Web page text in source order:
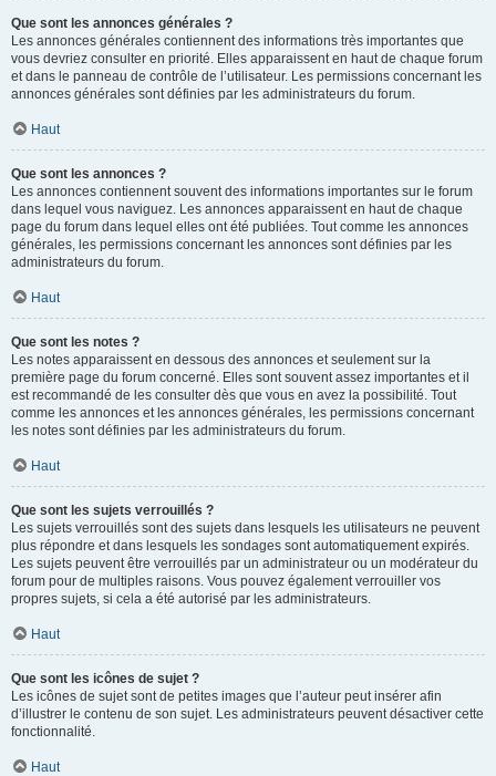
Que sont les annonces générales ?
Les annonces générales contiennent des informations très importantes que
vous devriez consulter en priorité. Elles apparaissent en haut de chaque forum
et dans le panneau de contrôle de l’utilisateur. Les permissions concernant les
annonces générales sont définies par les administrateurs du forum.
Haut
Que sont les annonces ?
Les annonces contiennent souvent des informations importantes sur le forum
dans lequel vous naviguez. Les annonces apparaissent en haut de chaque
page du forum dans lequel elles ont été publiées. Tout comme les annonces
générales, les permissions concernant les annonces sont définies par les
administrateurs du forum.
Haut
Que sont les notes ?
Les notes apparaissent en dessous des annonces et seulement sur la
première page du forum concerné. Elles sont souvent assez importantes et il
est recommandé de les consulter dès que vous en avez la possibilité. Tout
comme les annonces et les annonces générales, les permissions concernant
les notes sont définies par les administrateurs du forum.
Haut
Que sont les sujets verrouillés ?
Les sujets verrouillés sont des sujets dans lesquels les utilisateurs ne peuvent
plus répondre et dans lesquels les sondages sont automatiquement expirés.
Les sujets peuvent être verrouillés par un administrateur ou un modérateur du
forum pour de multiples raisons. Vous pouvez également verrouiller vos
propres sujets, si cela a été autorisé par les administrateurs.
Haut
Que sont les icônes de sujet ?
Les icônes de sujet sont de petites images que l’auteur peut insérer afin
d’illustrer le contenu de son sujet. Les administrateurs peuvent désactiver cette
fonctionnalité.
Haut